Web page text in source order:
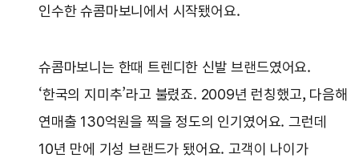
인수한 슈콤마보니에서 시작됐어요.
슈콤마보니는 한때 트렌디한 신발 브랜드였어요.
‘한국의 지미추’라고 불렸죠. 2009년 런칭했고, 다음해
연매출 130억원을 찍을 정도의 인기였어요. 그런데
10년 만에 기성 브랜드가 됐어요. 고객이 나이가